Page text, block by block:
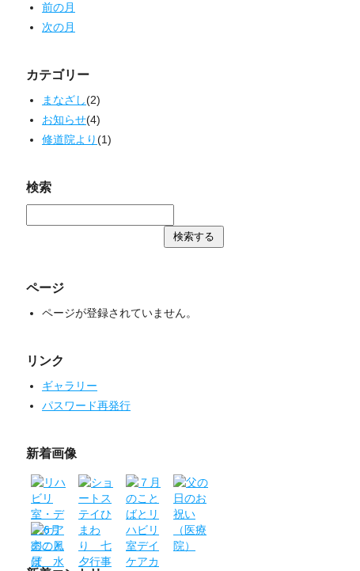
前の月
次の月
カテゴリー
まなざし(2)
お知らせ(4)
修道院より(1)
検索
ページ
ページが登録されていません。
リンク
ギャラリー
パスワード再発行
新着画像